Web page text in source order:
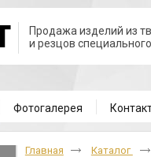
Продажа изделий из
и резцов
Фотогалерея
Главная Каталог